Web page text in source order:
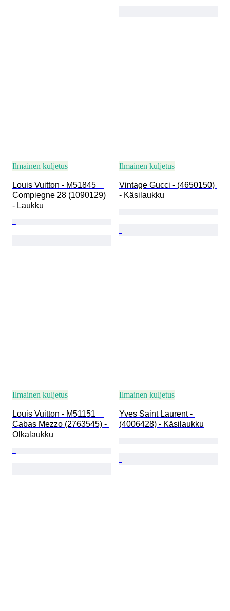
Ilmainen kuljetus
Louis Vuitton - M51845
Compiegne 28 (1090129)
- Laukku
Ilmainen kuljetus
Vintage Gucci - (4650150)
- Käsilaukku
Ilmainen kuljetus
Louis Vuitton - M51151
Cabas Mezzo (2763545) -
Olkalaukku
Ilmainen kuljetus
Yves Saint Laurent -
(4006428) - Käsilaukku